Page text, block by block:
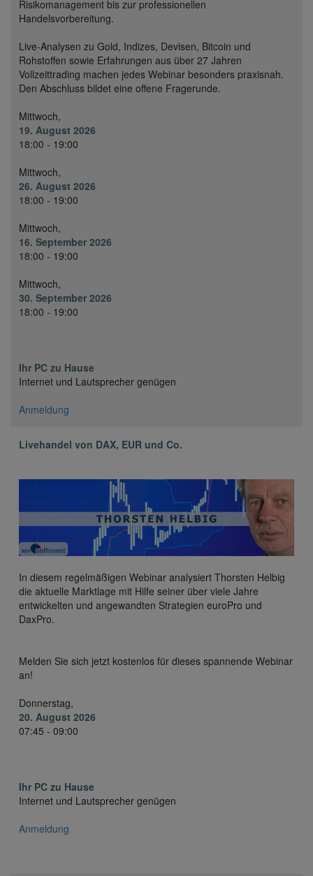
Risikomanagement bis zur professionellen
Handelsvorbereitung.
Live-Analysen zu Gold, Indizes, Devisen, Bitcoin und
Rohstoffen sowie Erfahrungen aus über 27 Jahren
Vollzeittrading machen jedes Webinar besonders praxisnah.
Den Abschluss bildet eine offene Fragerunde.
Mittwoch,
19. August 2026
18:00 - 19:00
Mittwoch,
26. August 2026
18:00 - 19:00
Mittwoch,
16. September 2026
18:00 - 19:00
Mittwoch,
30. September 2026
18:00 - 19:00
Ihr PC zu Hause
Internet und Lautsprecher genügen
Anmeldung
Livehandel von DAX, EUR und Co.
In diesem regelmäßigen Webinar analysiert Thorsten Helbig
die aktuelle Marktlage mit Hilfe seiner über viele Jahre
entwickelten und angewandten Strategien euroPro und
DaxPro.
Melden Sie sich jetzt kostenlos für dieses spannende Webinar
an!
Donnerstag,
20. August 2026
07:45 - 09:00
Ihr PC zu Hause
Internet und Lautsprecher genügen
Anmeldung